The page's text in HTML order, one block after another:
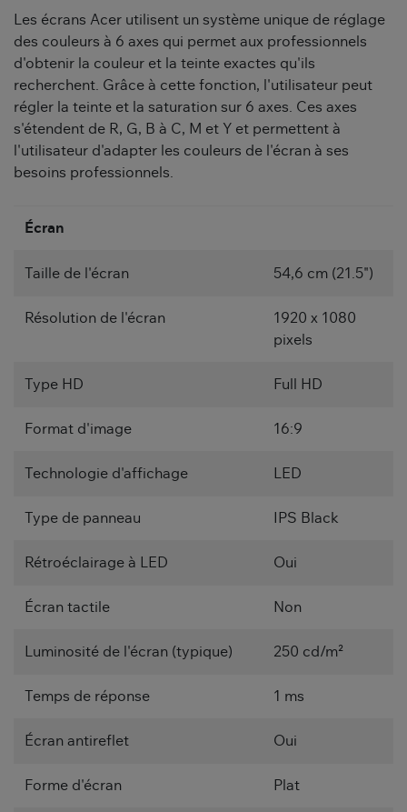
Les écrans Acer utilisent un système unique de réglage
des couleurs à 6 axes qui permet aux professionnels
d'obtenir la couleur et la teinte exactes qu'ils
recherchent. Grâce à cette fonction, l'utilisateur peut
régler la teinte et la saturation sur 6 axes. Ces axes
s'étendent de R, G, B à C, M et Y et permettent à
l'utilisateur d'adapter les couleurs de l'écran à ses
besoins professionnels.
Écran
Taille de l'écran 54,6 cm (21.5")
Résolution de l'écran
1920 x 1080
pixels
Type HD Full HD
Format d'image 16:9
Technologie d'affichage LED
Type de panneau IPS Black
Rétroéclairage à LED Oui
Écran tactile Non
Luminosité de l'écran (typique) 250 cd/m²
Temps de réponse 1 ms
Écran antireflet Oui
Forme d'écran Plat